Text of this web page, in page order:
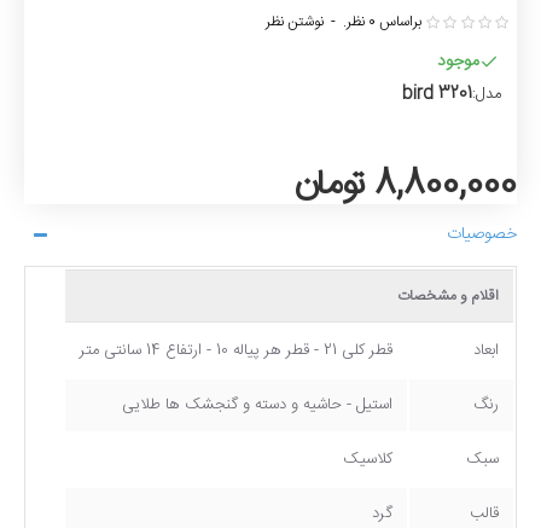
موجود
مدل:bird 3201
براساس 0 نظر. - نوشتن نظر
8,800,000 تومان
خصوصیات
اقلام و مشخصات
ابعاد قطر کلی 21 - قطر هر پیاله 10 - ارتفاع 14 سانتی متر
رنگ استیل - حاشیه و دسته و گنجشک ها طلایی
سبک کلاسیک
قالب گرد